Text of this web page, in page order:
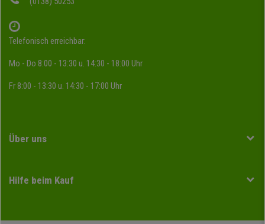
Telefonisch erreichbar:
Mo - Do 8:00 - 13:30 u. 14:30 - 18:00 Uhr
Fr 8:00 - 13:30 u. 14:30 - 17:00 Uhr
Über uns
Hilfe beim Kauf